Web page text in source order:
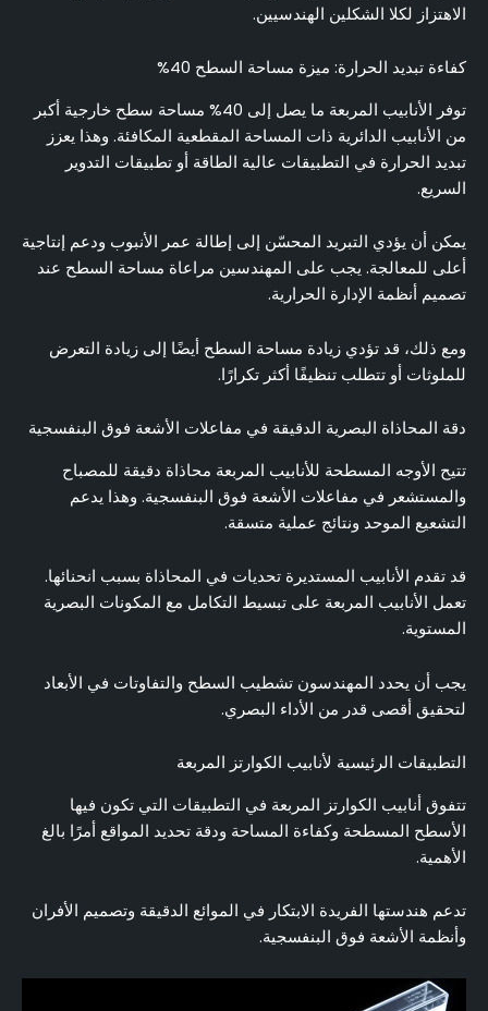
الاهتزاز لكلا الشكلين الهندسيين.
كفاءة تبديد الحرارة: ميزة مساحة السطح 40%
توفر الأنابيب المربعة ما يصل إلى 40% مساحة سطح خارجية أكبر
من الأنابيب الدائرية ذات المساحة المقطعية المكافئة. وهذا يعزز
تبديد الحرارة في التطبيقات عالية الطاقة أو تطبيقات التدوير
السريع.
يمكن أن يؤدي التبريد المحسّن إلى إطالة عمر الأنبوب ودعم إنتاجية
أعلى للمعالجة. يجب على المهندسين مراعاة مساحة السطح عند
تصميم أنظمة الإدارة الحرارية.
ومع ذلك، قد تؤدي زيادة مساحة السطح أيضًا إلى زيادة التعرض
للملوثات أو تتطلب تنظيفًا أكثر تكرارًا.
دقة المحاذاة البصرية الدقيقة في مفاعلات الأشعة فوق البنفسجية
تتيح الأوجه المسطحة للأنابيب المربعة محاذاة دقيقة للمصباح
والمستشعر في مفاعلات الأشعة فوق البنفسجية. وهذا يدعم
التشعيع الموحد ونتائج عملية متسقة.
قد تقدم الأنابيب المستديرة تحديات في المحاذاة بسبب انحنائها.
تعمل الأنابيب المربعة على تبسيط التكامل مع المكونات البصرية
المستوية.
يجب أن يحدد المهندسون تشطيب السطح والتفاوتات في الأبعاد
لتحقيق أقصى قدر من الأداء البصري.
التطبيقات الرئيسية لأنابيب الكوارتز المربعة
تتفوق أنابيب الكوارتز المربعة في التطبيقات التي تكون فيها
الأسطح المسطحة وكفاءة المساحة ودقة تحديد المواقع أمرًا بالغ
الأهمية.
تدعم هندستها الفريدة الابتكار في الموائع الدقيقة وتصميم الأفران
وأنظمة الأشعة فوق البنفسجية.